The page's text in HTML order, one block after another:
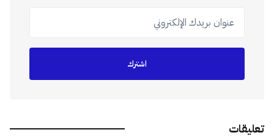
عنوان بريدك الإلكتروني
اشترك
تعليقات